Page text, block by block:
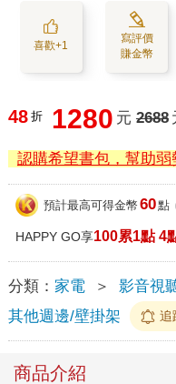
喜歡+1
寫評價
賺金幣
48 折 1280 元 2688
認購希望書包，幫助弱
預計最高可得金幣 60點
HAPPY GO享100累1點 4
分類： 家電 ＞ 影音視
其他週邊/壁掛架
追
商品介紹